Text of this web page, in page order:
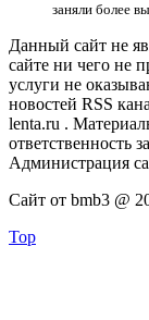
заняли более
Данный сайт не
сайте ни чего не
услуги не
новостей RSS
lenta.ru .
ответственность
Администрация
Сайт от bmb3 @
Top